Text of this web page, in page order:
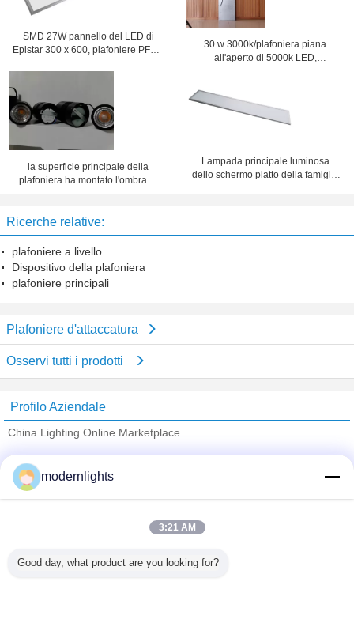
SMD 27W pannello del LED di
Epistar 300 x 600, plafoniere PF0.9
30 w 3000k/plafoniera piana
all'aperto di 5000k LED,
la superficie principale della
plafoniera ha montato l'ombra di
Lampada principale luminosa
dello schermo piatto della famiglia
Ricerche relative:
plafoniere a livello
Dispositivo della plafoniera
plafoniere principali
Plafoniere d'attaccatura
Osservi tutti i prodotti
Profilo Aziendale
China Lighting Online Marketplace
Trust Seal
Verified Suplier
Tutti i prodotti
modernlights
3:21 AM
Good day, what product are you looking for?